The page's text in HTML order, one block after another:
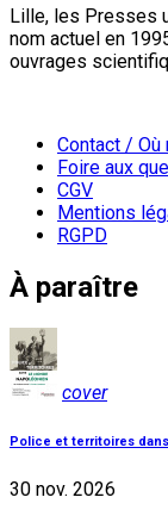
Lille, les Presses
nom actuel en
ouvrages
Contact / Où
Foire aux
CGV
Mentions
RGPD
À paraître
cover
Police et territoires
30 nov. 2026